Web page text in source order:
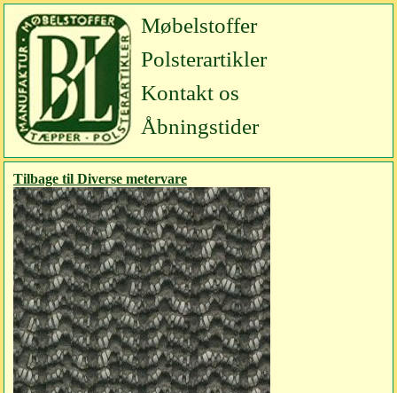
Møbelstoffer
Polsterartikler
Kontakt os
Åbningstider
Tilbage til Diverse metervare